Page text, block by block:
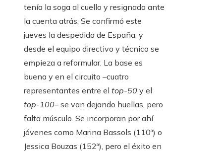
tenía la soga al cuello y resignada ante
la cuenta atrás. Se confirmó este
jueves la despedida de España, y
desde el equipo directivo y técnico se
empieza a reformular. La base es
buena y en el circuito –cuatro
representantes entre el top-50 y el
top-100– se van dejando huellas, pero
falta músculo. Se incorporan por ahí
jóvenes como Marina Bassols (110ª) o
Jessica Bouzas (152ª), pero el éxito en